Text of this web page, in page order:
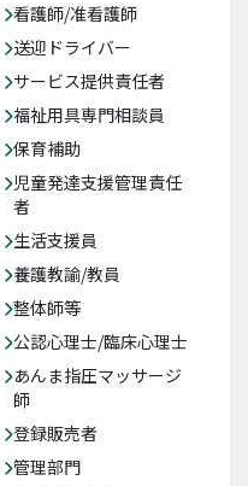
看護師/准看護師
送迎ドライバー
サービス提供責任者
福祉用具専門相談員
保育補助
児童発達支援管理責任
者
生活支援員
養護教諭/教員
整体師等
公認心理士/臨床心理士
あんま指圧マッサージ
師
登録販売者
管理部門